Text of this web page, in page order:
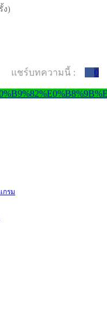
ง)
แชร์บทความนี้ : 0
กรม